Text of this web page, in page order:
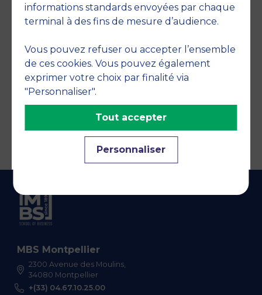
MBS Montpellier
2300 Avenue des Moulins,
34080 Montpellier
+(33) 04.67.10.25.00
informations standards envoyées par chaque
terminal à des fins de mesure d’audience.
Vous pouvez refuser ou accepter l’ensemble
de ces cookies. Vous pouvez également
exprimer votre choix par finalité via
"Personnaliser".
Personnaliser
Tout accepter